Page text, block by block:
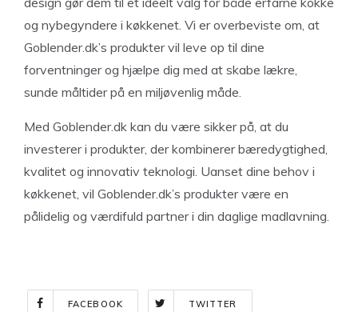
og nybegyndere i køkkenet. Vi er overbeviste om, at
Goblender.dk’s produkter vil leve op til dine
forventninger og hjælpe dig med at skabe lækre,
sunde måltider på en miljøvenlig måde.
Med Goblender.dk kan du være sikker på, at du
investerer i produkter, der kombinerer bæredygtighed,
kvalitet og innovativ teknologi. Uanset dine behov i
køkkenet, vil Goblender.dk’s produkter være en
pålidelig og værdifuld partner i din daglige madlavning.
FACEBOOK TWITTER